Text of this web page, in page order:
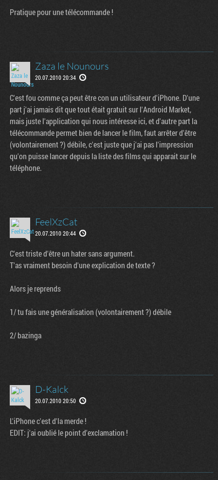
Pratique pour une télécommande !
Zaza le Nounours
20.07.2010 20:34
C'est fou comme ça peut être con un utilisateur d'iPhone. D'une
part j'ai jamais dit que tout était gratuit sur l'Android Market,
mais juste l'application qui nous intéresse ici, et d'autre part la
télécommande permet bien de lancer le film, faut arrêter d'être
(volontairement ?) débile, c'est juste que j'ai pas l'impression
qu'on puisse lancer depuis la liste des films qui apparait sur le
téléphone.
FeelXzCat
20.07.2010 20:44
C'est triste d'être un hater sans argument.
T'as vraiment besoin d'une explication de texte ?
Alors je reprends
1/ tu fais une généralisation (volontairement ?) débile
2/ bazinga
D-Kalck
20.07.2010 20:50
L'iPhone c'est d'la merde !
EDIT: j'ai oublié le point d'exclamation !